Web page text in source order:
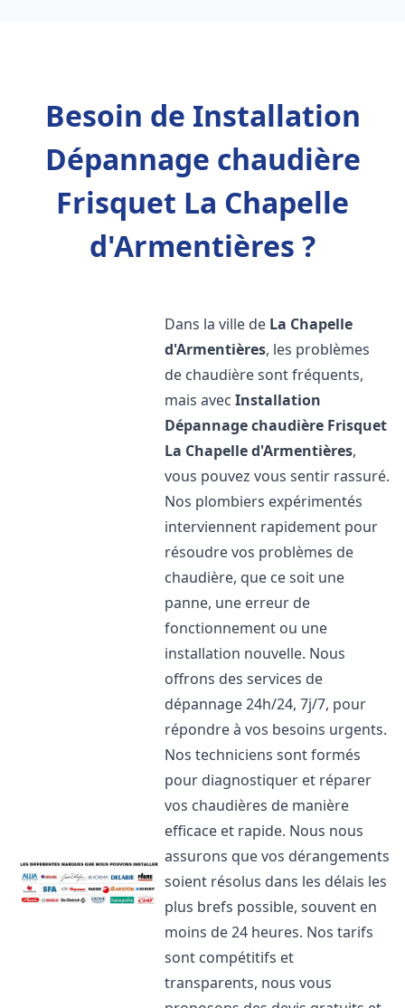
Besoin de Installation
Dépannage chaudière
Frisquet La Chapelle
d'Armentières ?
Dans la ville de La Chapelle
d'Armentières, les problèmes
de chaudière sont fréquents,
mais avecInstallation
Dépannage chaudière Frisquet
La Chapelle d'Armentières,
vous pouvez vous sentir rassuré.
Nos plombiers expérimentés
interviennent rapidement pour
résoudre vos problèmes de
chaudière, que ce soit une
panne, une erreur de
fonctionnement ou une
installation nouvelle. Nous
offrons des services de
dépannage 24h/24, 7j/7, pour
répondre à vos besoins urgents.
Nos techniciens sont formés
pour diagnostiquer et réparer
vos chaudières de manière
efficace et rapide. Nous nous
assurons que vos dérangements
soient résolus dans les délais les
plus brefs possible, souvent en
moins de 24 heures. Nos tarifs
sont compétitifs et
transparents, nous vous